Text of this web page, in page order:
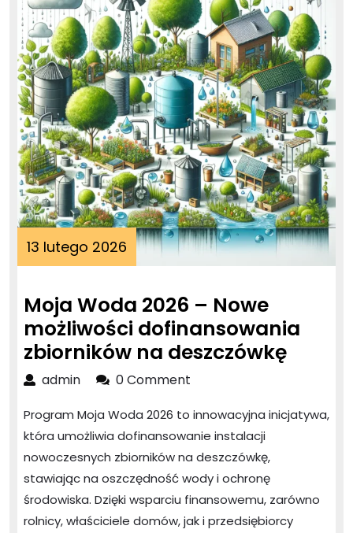
13 lutego 2026 13
lutego
Moja Woda 2026 – Nowe
możliwości dofinansowania
zbiorników na deszczówkęMoja
–
adminadmin0 Comment
Program Moja Woda 2026 to innowacyjna inicjatywa,
która umożliwia dofinansowanie instalacji
nowoczesnych zbiorników na deszczówkę,
stawiając na oszczędność wody i ochronę
środowiska. Dzięki wsparciu finansowemu, zarówno
rolnicy, właściciele domów, jak i przedsiębiorcy